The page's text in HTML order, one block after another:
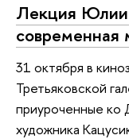
Лекция Юлии
современная
31 октября в
Третьяковской
приуроченные ко
художника